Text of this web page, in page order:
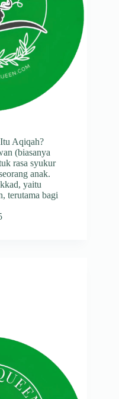
Aqiqah?
(biasanya
rasa syukur
anak.
yaitu
terutama bagi